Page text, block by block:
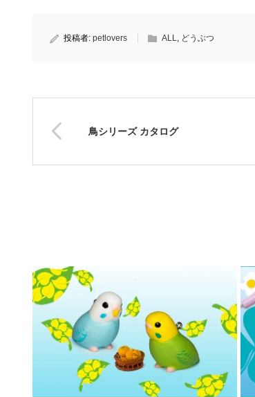
投稿者: petlovers ALL, どうぶつ
鳥シリーズ カタログ